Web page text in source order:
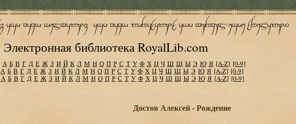
Электронная библиотека RoyalLib.com
А Б В Г Д Е Ж З И Й К Л М Н О П Р С Т У Ф Х Ц Ч Ш Щ Ы Э Ю Я [A-Z] [0-9]
А Б В Г Д Е Ж З И Й К Л М Н О П Р С Т У Ф Х Ц Ч Ш Щ Ы Э Ю Я [A-Z] [0-9]
А Б В Г Д Е Ж З И Й К Л М Н О П Р С Т У Ф Х Ц Ч Ш Щ Ы Э Ю Я [A-Z] [0-9]
Достов Алексей - Рождение